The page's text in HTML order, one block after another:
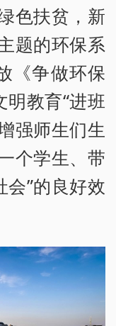
色扶贫，新
题的环保系
《争做环保
明教育“进班
强师生们生
个学生、带
”的良好效